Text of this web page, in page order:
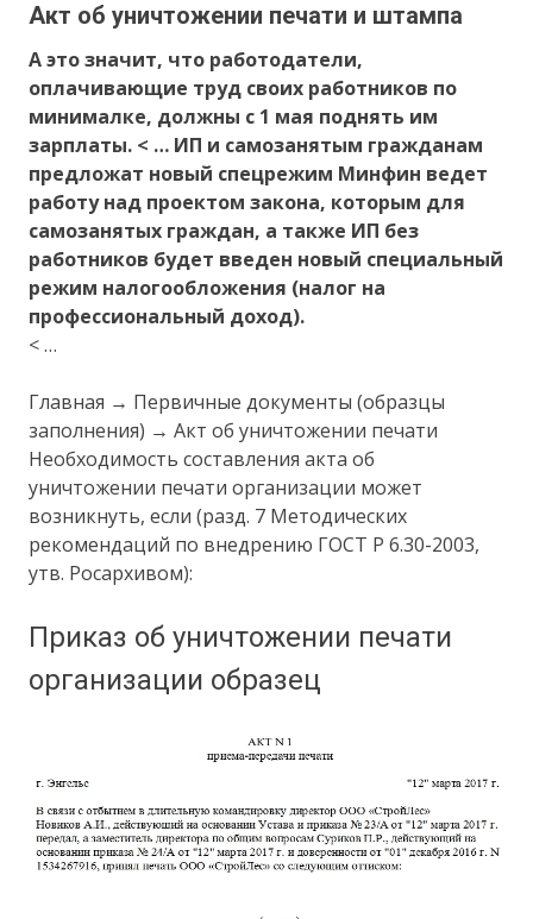
Акт об уничтожении печати и штампа
А это значит, что работодатели,
оплачивающие труд своих работников по
минималке, должны с 1 мая поднять им
зарплаты. < … ИП и самозанятым гражданам
предложат новый спецрежим Минфин ведет
работу над проектом закона, которым для
самозанятых граждан, а также ИП без
работников будет введен новый специальный
режим налогообложения (налог на
профессиональный доход).
< …
Главная → Первичные документы (образцы
заполнения) → Акт об уничтожении печати
Необходимость составления акта об
уничтожении печати организации может
возникнуть, если (разд. 7 Методических
рекомендаций по внедрению ГОСТ Р 6.30-2003,
утв. Росархивом):
Приказ об уничтожении печати
организации образец